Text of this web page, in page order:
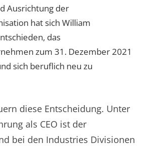
Ausrichtung der
hat sich William
das
zum 31. Dezember 2021
sich beruflich neu zu
diese Entscheidung. Unter
als CEO ist der
bei den Industries Divisionen